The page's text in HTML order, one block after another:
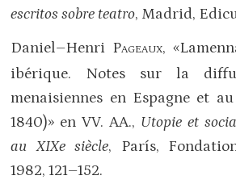
escritos sobre teatro, Madrid,
Daniel–Henri PAGEAUX,
ibérique. Notes sur la
menaisiennes en Espagne et
1840)» en VV. AA., Utopie et
auXIXe siècle, París,
1982, 121–152.